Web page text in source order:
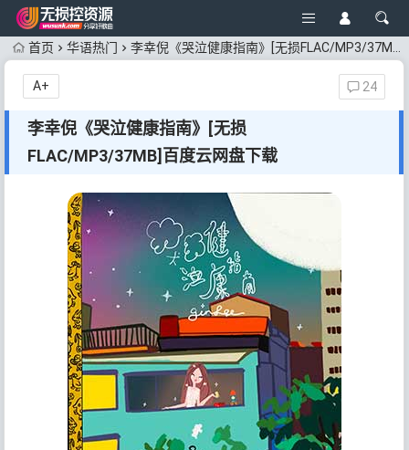
首页 华语热门 李幸倪《哭泣健康指南》[无损FLAC/MP3/37MB]百度云网盘下载
李幸倪《哭泣健康指南》[无损
FLAC/MP3/37MB]百度云网盘下载
24
A+